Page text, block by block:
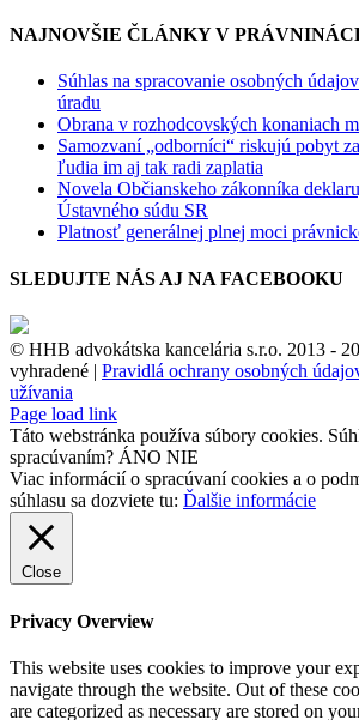
NAJNOVŠIE ČLÁNKY V
Súhlas na spracovanie osobných
úradu
Obrana v rozhodcovských konaniach
Samozvaní „odborníci“ riskujú pobyt
ľudia im aj tak radi zaplatia
Novela Občianskeho zákonníka
Ústavného súdu SR
Platnosť generálnej plnej moci
SLEDUJTE NÁS AJ NA FACEBOOKU
© HHB advokátska kancelária s.r.o. 2013 -
vyhradené | Pravidlá ochrany osobných
užívania
Facebook
Page load link
Táto webstránka používa súbory cookies.
spracúvaním? ÁNO NIE
Viac informácií o spracúvaní cookies a o
súhlasu sa dozviete tu: Ďalšie informácie
Close
Privacy Overview
This website uses cookies to improve your
navigate through the website. Out of these
are categorized as necessary are stored on